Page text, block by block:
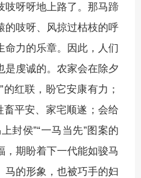
吱呀呀地上路了。那马蹄
的吱呀、风掠过枯枝的呼
命力的乐章。因此，人们
是虔诚的。农家会在除夕
红联，盼它安康有力；
畜平安、家宅顺遂；会给
封侯”“一马当先”图案的
，期盼着下一代能如骏马
马的形象，也被巧手的妇